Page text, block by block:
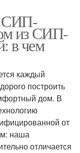
СИП-
из СИП-
в чем
каждый
построить
дом. В
от
наша
отличается